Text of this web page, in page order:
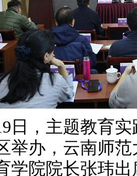
，主题教育实
举办，云南师
学院院长张玮